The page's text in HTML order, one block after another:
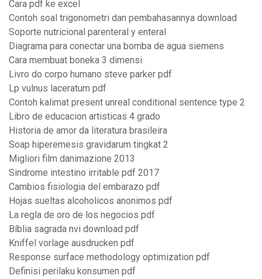
Cara pdf ke excel
Contoh soal trigonometri dan pembahasannya download
Soporte nutricional parenteral y enteral
Diagrama para conectar una bomba de agua siemens
Cara membuat boneka 3 dimensi
Livro do corpo humano steve parker pdf
Lp vulnus laceratum pdf
Contoh kalimat present unreal conditional sentence type 2
Libro de educacion artisticas 4 grado
Historia de amor da literatura brasileira
Soap hiperemesis gravidarum tingkat 2
Migliori film danimazione 2013
Sindrome intestino irritable pdf 2017
Cambios fisiologia del embarazo pdf
Hojas sueltas alcoholicos anonimos pdf
La regla de oro de los negocios pdf
Bíblia sagrada nvi download pdf
Kniffel vorlage ausdrucken pdf
Response surface methodology optimization pdf
Definisi perilaku konsumen pdf